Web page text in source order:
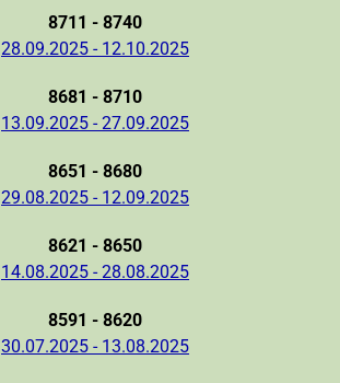
8711 - 8740
28.09.2025 - 12.10.2025
8681 - 8710
13.09.2025 - 27.09.2025
8651 - 8680
29.08.2025 - 12.09.2025
8621 - 8650
14.08.2025 - 28.08.2025
8591 - 8620
30.07.2025 - 13.08.2025